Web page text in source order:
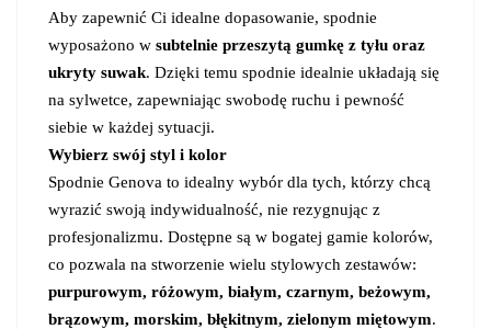
Aby zapewnić Ci idealne dopasowanie, spodnie
wyposażono w subtelnie przeszytą gumkę z tyłu oraz
ukryty suwak. Dzięki temu spodnie idealnie układają się
na sylwetce, zapewniając swobodę ruchu i pewność
siebie w każdej sytuacji.
Wybierz swój styl i kolor
Spodnie Genova to idealny wybór dla tych, którzy chcą
wyrazić swoją indywidualność, nie rezygnując z
profesjonalizmu. Dostępne są w bogatej gamie kolorów,
co pozwala na stworzenie wielu stylowych zestawów:
purpurowym, różowym, białym, czarnym, beżowym,
brązowym, morskim, błękitnym, zielonym miętowym.